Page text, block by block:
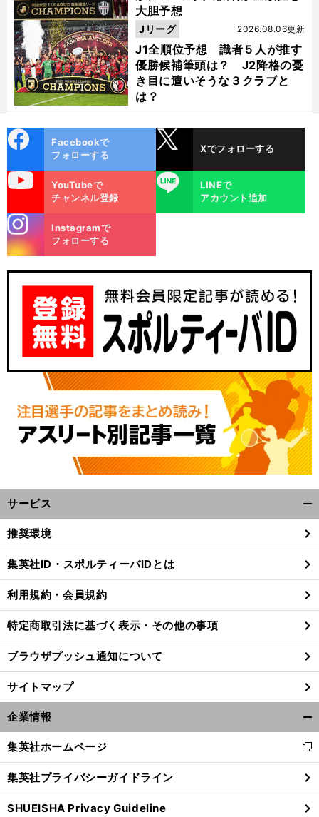
大胆予想
J1全順位予想 識者５人が推す
優勝候補筆頭は？ J2降格の憂
き目に遭いそうな３クラブと
は？
2026.08.06更新
Jリーグ
ok
Facebookで
フォローする
Xでフォローする
YouTubeで
チャンネル登録
LINE
LINEで
アカウント追加
m
Instagramで
フォローする
サービス
閉
る
推奨環境
集英社ID・スポルティーバIDとは
利用規約・会員規約
特定商取引法に基づく表示・その他の事項
ブラウザプッシュ通知について
サイトマップ
企業情報
閉
る
集英社ホームページ
新
し
い
ウ
ィ
集英社プライバシーガイドライン
SHUEISHA Privacy Guideline